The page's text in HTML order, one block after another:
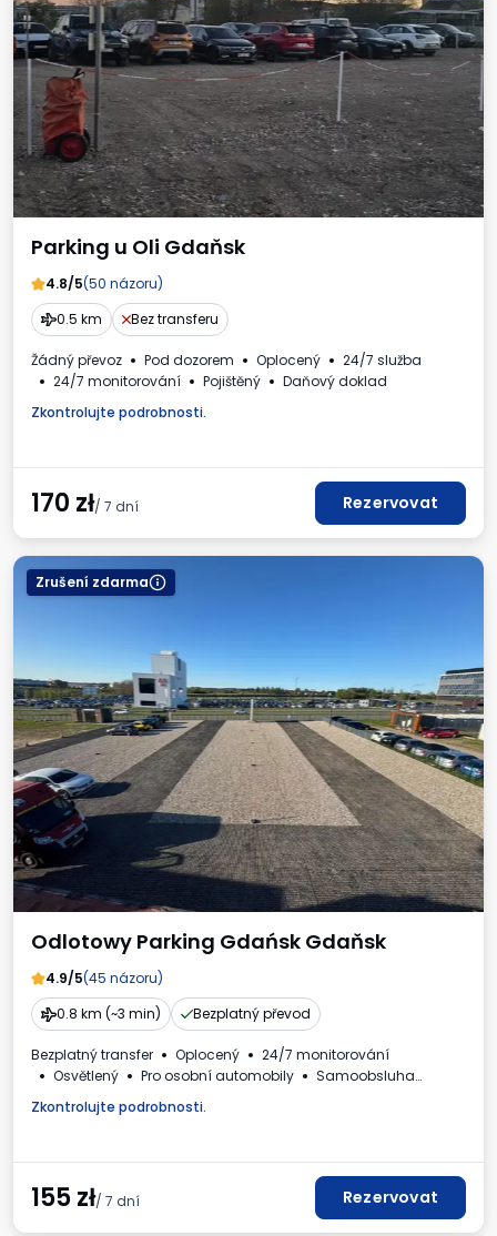
Parking u Oli Gdaňsk
4.8/5(50 názoru)
0.5 km
Bez transferu
Žádný převoz Pod dozorem Oplocený
24/7 služba
24/7 monitorování
Pojištěný
Daňový doklad
Zkontrolujte podrobnosti.
170 zł/ 7 dní Rezervovat
Zrušení zdarma
Odlotowy Parking Gdańsk Gdaňsk
4.9/5(45 názoru)
0.8 km (~3 min)
Bezplatný převod
Bezplatný transfer Oplocený
24/7 monitorování
Osvětlený
Pro osobní automobily
Samoobsluha
Zkontrolujte podrobnosti.
155zł/ 7 dní Rezervovat